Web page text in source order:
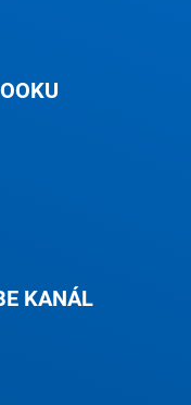
KANÁL